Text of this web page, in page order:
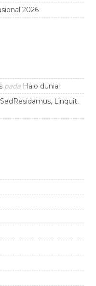
2026
pada Halo dunia!
SedResidamus, Linquit,